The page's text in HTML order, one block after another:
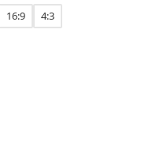
16:9 4:3